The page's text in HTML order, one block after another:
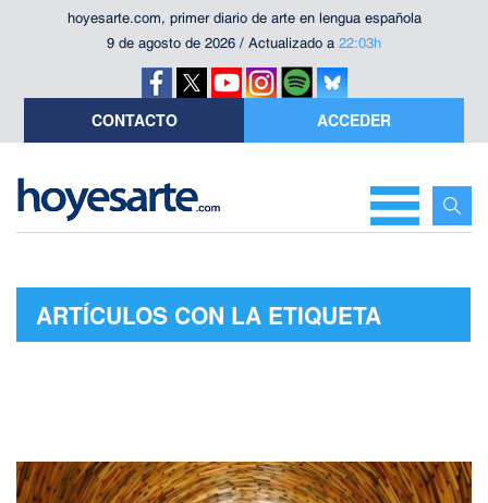
hoyesarte.com, primer diario de arte en lengua española
9 de agosto de 2026 / Actualizado a 22:03h
CONTACTO ACCEDER
ARTÍCULOS CON LA ETIQUETA